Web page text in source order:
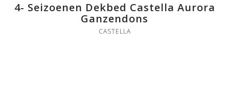
4- Seizoenen Dekbed Castella Aurora
Ganzendons
CASTELLA